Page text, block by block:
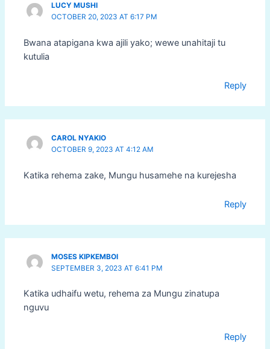
LUCY MUSHI
OCTOBER 20, 2023 AT 6:17 PM
Bwana atapigana kwa ajili yako; wewe unahitaji tu
kutulia
Reply
CAROL NYAKIO
OCTOBER 9, 2023 AT 4:12 AM
Katika rehema zake, Mungu husamehe na kurejesha
Reply
MOSES KIPKEMBOI
SEPTEMBER 3, 2023 AT 6:41 PM
Katika udhaifu wetu, rehema za Mungu zinatupa
nguvu
Reply